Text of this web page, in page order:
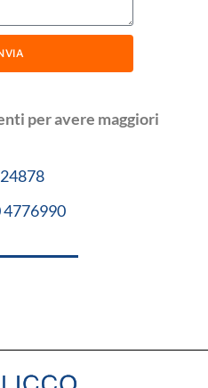
per avere maggiori
4776990